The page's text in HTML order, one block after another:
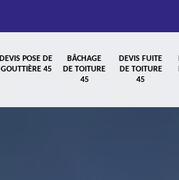
DEVIS POSE DE
GOUTTIÈRE 45
BÂCHAGE
DE TOITURE
45
DEVIS FUITE
DE TOITURE
45